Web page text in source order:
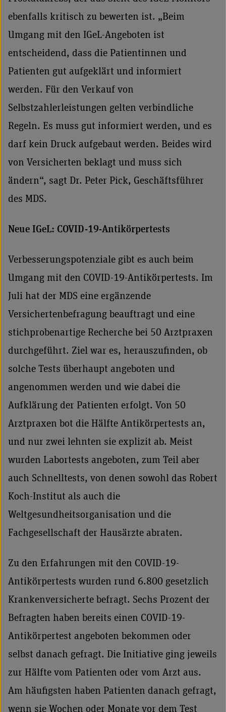
ebenfalls kritisch zu bewerten ist. „Beim
Umgang mit den IGeL-Angeboten ist
entscheidend, dass die Patientinnen und
Patienten gut aufgeklärt und informiert
werden. Für den Verkauf von
Selbstzahlerleistungen gelten verbindliche
Regeln. Es muss gut informiert werden, und es
darf kein Druck aufgebaut werden. Beides wird
von Versicherten beklagt und muss sich
ändern“, sagt Dr. Peter Pick, Geschäftsführer
des MDS.
Neue IGeL: COVID-19-Antikörpertests
Verbesserungspotenziale gibt es auch beim
Umgang mit den COVID-19-Antikörpertests. Im
Juli hat der MDS eine ergänzende
Versichertenbefragung beauftragt und eine
stichprobenartige Recherche bei 50 Arztpraxen
durchgeführt. Ziel war es, herauszufinden, ob
solche Tests überhaupt angeboten und
angenommen werden und wie dabei die
Aufklärung der Patienten erfolgt. Von 50
Arztpraxen bot die Hälfte Antikörpertests an,
und nur zwei lehnten sie explizit ab. Meist
wurden Labortests angeboten, zum Teil aber
auch Schnelltests, von denen sowohl das Robert
Koch-Institut als auch die
Weltgesundheitsorganisation und die
Fachgesellschaft der Hausärzte abraten.
Zu den Erfahrungen mit den COVID-19-
Antikörpertests wurden rund 6.800 gesetzlich
Krankenversicherte befragt. Sechs Prozent der
Befragten haben bereits einen COVID-19-
Antikörpertest angeboten bekommen oder
selbst danach gefragt. Die Initiative ging jeweils
zur Hälfte vom Patienten oder vom Arzt aus.
Am häufigsten haben Patienten danach gefragt,
wenn sie Wochen oder Monate vor dem Test